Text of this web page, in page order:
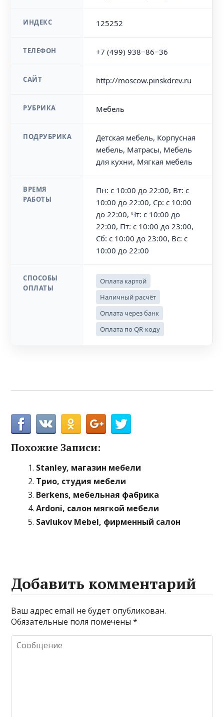
ИНДЕКС 125252
ТЕЛЕФОН +7 (499) 938‒86‒36
САЙТ http://moscow.pinskdrev.ru
РУБРИКА Мебель
ПОДРУБРИКА
Детская мебель, Корпусная
мебель, Матрасы, Мебель
для кухни, Мягкая мебель
ВРЕМЯ
РАБОТЫ
Пн: с 10:00 до 22:00, Вт: с
10:00 до 22:00, Ср: с 10:00
до 22:00, Чт: с 10:00 до
22:00, Пт: с 10:00 до 23:00,
Сб: с 10:00 до 23:00, Вс: с
10:00 до 22:00
СПОСОБЫ
ОПЛАТЫ
Оплата картой
Наличный расчёт
Оплата через банк
Оплата по QR-коду
Похожие Записи:
Stanley, магазин мебели
Трио, студия мебели
Berkens, мебельная фабрика
Ardoni, салон мягкой мебели
Savlukov Mebel, фирменный салон
Добавить комментарий
Ваш адрес email не будет опубликован.
Обязательные поля помечены*